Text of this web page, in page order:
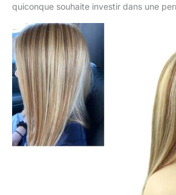
quiconque souhaite investir dans une